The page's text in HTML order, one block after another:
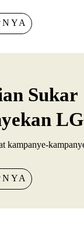
Sukar
kampanye-